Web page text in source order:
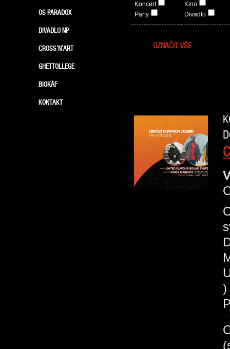
OS PARADOX
DIVADLO NP
CROSS’N’ART
GHETTOLLEGE
BIOKÁF
KONTAKT
Koncert
Party
Kino
Divadlo
OZNAČIT VŠE